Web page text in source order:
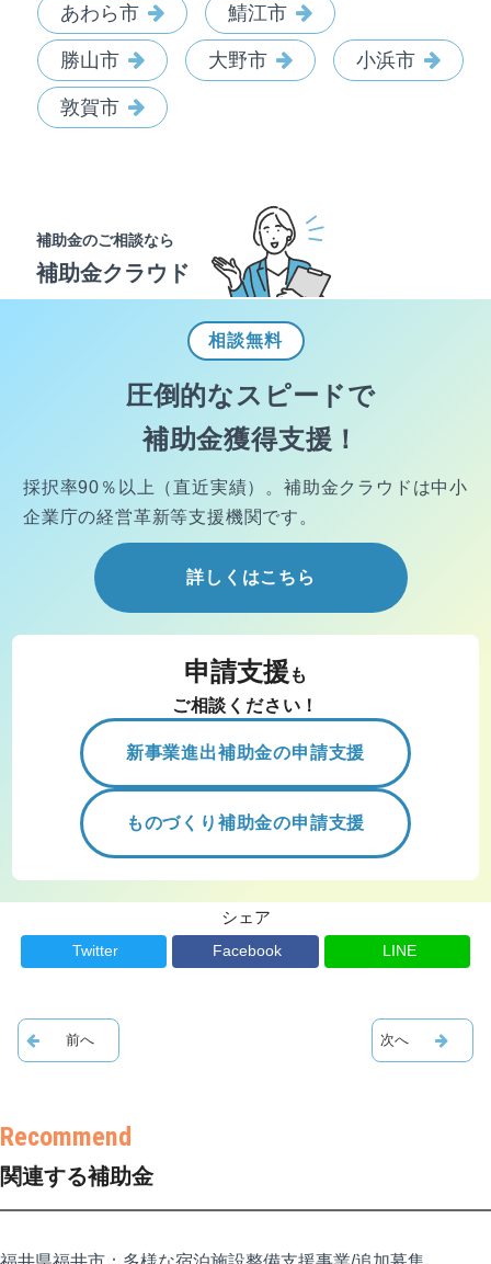
あわら市 鯖江市
勝山市 大野市 小浜市
敦賀市
補助金のご相談なら
補助金クラウド
相談無料
圧倒的なスピードで
補助金獲得支援！
採択率90％以上（直近実績）。 補助金クラウドは中小
企業庁の経営革新等支援機関です。
詳しくはこちら
申請支援 も
ご相談ください！
新事業進出補助金の申請支援
ものづくり補助金の申請支援
シェア
Twitter Facebook LINE
関連する補助金